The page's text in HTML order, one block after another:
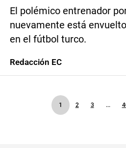
El polémico entrenador
nuevamente está
en el fútbol turco.
Redacción EC
1 2 3 ...